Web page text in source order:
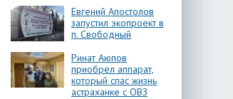
Евгений Апостолов
запустил экопроект в
п. Свободный
Ринат Аюпов
приобрел аппарат,
который спас жизнь
астраханке с ОВЗ